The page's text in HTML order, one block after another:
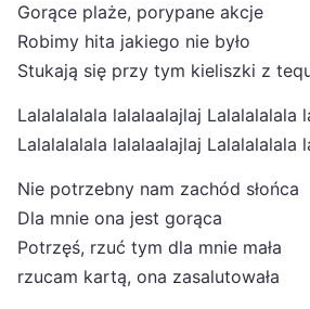
Gorące plaże, porypane akcje
Robimy hita jakiego nie było
Stukają się przy tym kieliszki z
Lalalalalala lalalaalajlaj Lalalalalala
Lalalalalala lalalaalajlaj Lalalalalala
Nie potrzebny nam zachód słońca
Dla mnie ona jest gorąca
Potrzęś, rzuć tym dla mnie mała
rzucam kartą, ona zasalutowała